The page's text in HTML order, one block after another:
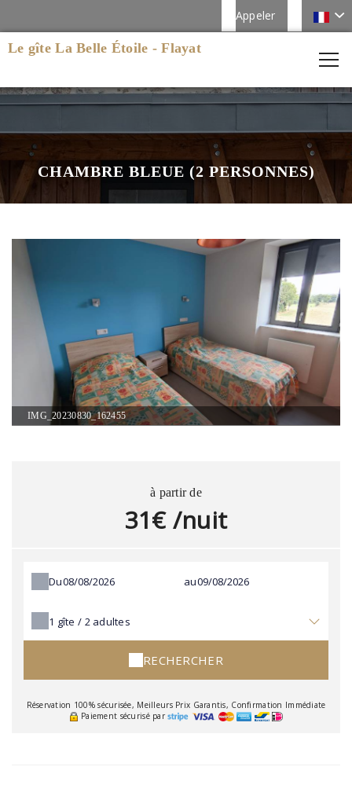
Appeler
Le gîte La Belle Étoile - Flayat
CHAMBRE BLEUE (2 PERSONNES)
IMG_20230830_162455
à partir de
31€ /nuit
Du au
1 gîte / 2 adultes
RECHERCHER
Réservation 100% sécurisée, Meilleurs Prix Garantis, Confirmation Immédiate
Paiement sécurisé par